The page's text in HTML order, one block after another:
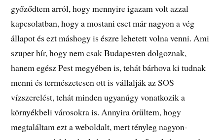
győződtem arról, hogy mennyire igazam volt azzal
kapcsolatban, hogy a mostani eset már nagyon a vég
állapot és ezt máshogy is észre lehetett volna venni. Ami
szuper hír, hogy nem csak Budapesten dolgoznak,
hanem egész Pest megyében is, tehát bárhova ki tudnak
menni és természetesen ott is vállalják az SOS
vízszerelést, tehát minden ugyanúgy vonatkozik a
környékbeli városokra is. Annyira örültem, hogy
megtaláltam ezt a weboldalt, mert tényleg nagyon-